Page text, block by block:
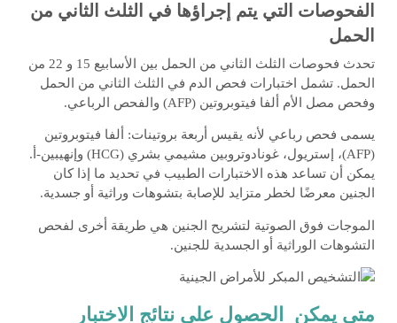
الفحوصات التي يتم إجراؤها في الثلث الثاني من
الحمل
تحدث فحوصات الثلث الثاني من الحمل بين الأسابيع 15 و 22 من
الحمل. تشمل اختبارات فحص الدم في الثلث الثاني من الحمل
وفحص مصل الأم ألفا فيتوبروتين (AFP) والفحص الرباعي.
يسمى فحص رباعي لأنه يقيس أربعة بروتينات: ألفا فيتوبروتين
(AFP)، إستريول، غونادوتروبين مشيمي بشري (
HCG) وإنهيبين-أ.
يمكن أن تساعد هذه الاختبارات الطبيب في تحديد ما إذا كان
الجنين معرضًا لخطر متزايد للإصابة بتشوهات وراثية أو جسدية.
الموجات فوق الصوتية لتشريح الجنين هي طريقة أخرى لفحص
التشوهات الوراثية أو الجسدية للجنين.
متى يمكن الحصول على نتائج الاختبار